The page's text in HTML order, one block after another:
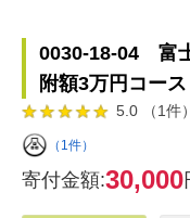
0030-18-04 富
附額3万円コー
5.0 （1件）
（1件）
寄付金額:30,000